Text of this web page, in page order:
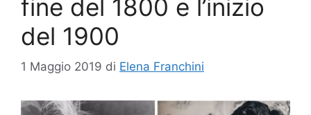
fine del 1800 e l’inizio
del 1900
1 Maggio 2019 di Elena Franchini